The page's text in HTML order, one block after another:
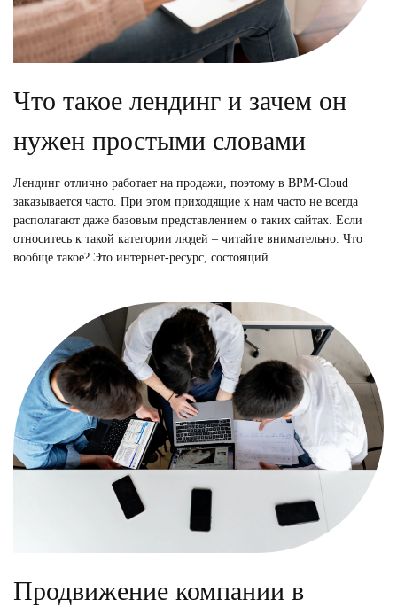
Что такое лендинг и зачем он
нужен простыми словами
Лендинг отлично работает на продажи, поэтому в BPM-Cloud
заказывается часто. При этом приходящие к нам часто не всегда
располагают даже базовым представлением о таких сайтах. Если
относитесь к такой категории людей – читайте внимательно. Что
вообще такое? Это интернет-ресурс, состоящий…
Продвижение компании в